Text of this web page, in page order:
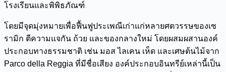
โรงเรียนและพิพิธภัณฑ์
โดยมีจุดมุ่งหมายเพื่อฟื้นฟูประเพณีเก่าแก่หลายศตวรรษของเซ
รามิก ตีความแจกัน ถ้วย และของกลางใหม่ โดยผสมผสานองค์
ประกอบทางธรรมชาติ เช่น มอส ไลเคน เห็ด และเศษต้นไม้จาก
Parco della Reggia ที่มีชื่อเสียง องค์ประกอบอินทรีย์เหล่านี้เป็น